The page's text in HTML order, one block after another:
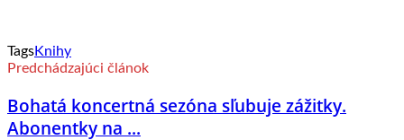
TagsKnihy
Predchádzajúci článok
Bohatá koncertná sezóna sľubuje zážitky.
Abonentky na ...